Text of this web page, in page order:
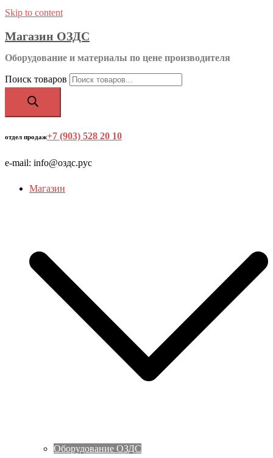
Skip to content
Магазин ОЗДС
Оборудование и материалы по цене производителя
Поиск товаров
отдел продаж+7 (903) 528 20 10
e-mail: info@оздс.рус
Магазин
Оборудование ОЗДС